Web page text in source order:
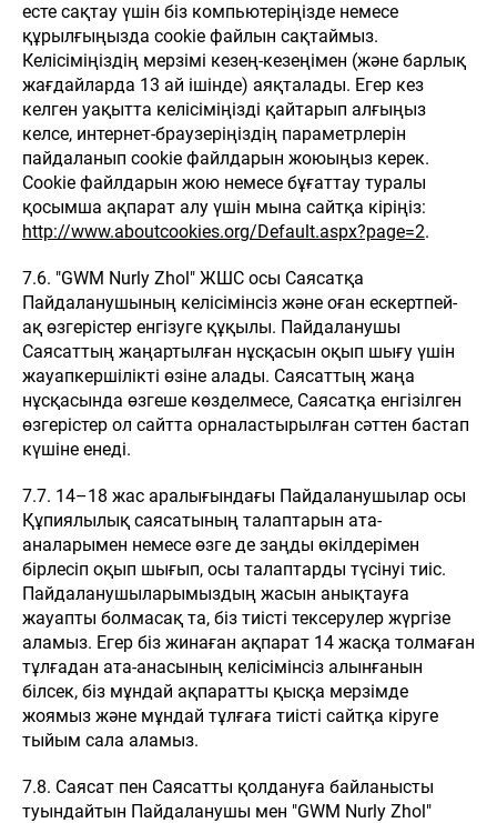
есте сақтау үшін біз компьютеріңізде немесе
құрылғыңызда cookie файлын сақтаймыз.
Келісіміңіздің мерзімі кезең-кезеңімен (және барлық
жағдайларда 13 ай ішінде) аяқталады. Егер кез
келген уақытта келісіміңізді қайтарып алғыңыз
келсе, интернет-браузеріңіздің параметрлерін
пайдаланып cookie файлдарын жоюыңыз керек.
Cookie файлдарын жою немесе бұғаттау туралы
қосымша ақпарат алу үшін мына сайтқа кіріңіз:
http://www.aboutcookies.org/Default.aspx?page=2.
7.6. "GWM Nurly Zhol" ЖШС осы Саясатқа
Пайдаланушының келісімінсіз және оған ескертпей-
ақ өзгерістер енгізуге құқылы. Пайдаланушы
Саясаттың жаңартылған нұсқасын оқып шығу үшін
жауапкершілікті өзіне алады. Саясаттың жаңа
нұсқасында өзгеше көзделмесе, Саясатқа енгізілген
өзгерістер ол сайтта орналастырылған сәттен бастап
күшіне енеді.
7.7. 14–18 жас аралығындағы Пайдаланушылар осы
Құпиялылық саясатының талаптарын ата-
аналарымен немесе өзге де заңды өкілдерімен
бірлесіп оқып шығып, осы талаптарды түсінуі тиіс.
Пайдаланушыларымыздың жасын анықтауға
жауапты болмасақ та, біз тиісті тексерулер жүргізе
аламыз. Егер біз жинаған ақпарат 14 жасқа толмаған
тұлғадан ата-анасының келісімінсіз алынғанын
білсек, біз мұндай ақпаратты қысқа мерзімде
жоямыз және мұндай тұлғаға тиісті сайтқа кіруге
тыйым сала аламыз.
7.8. Саясат пен Саясатты қолдануға байланысты
туындайтын Пайдаланушы мен "GWM Nurly Zhol"